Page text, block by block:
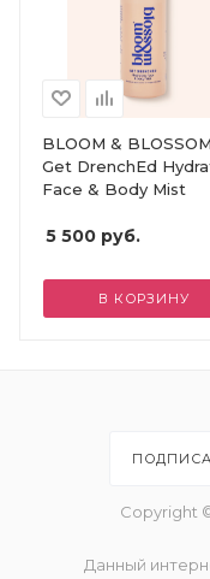
BLOOM & BLOSSOM
Get DrenchEd
Face & Body Mist
5 500 руб.
В КОРЗИНУ
Copyright
Данный